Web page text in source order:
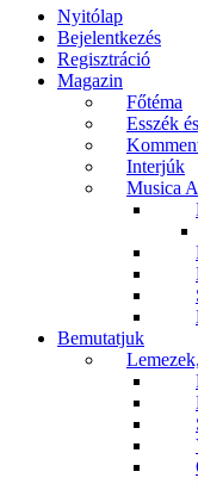
Nyitólap
Bejelentkezés
Regisztráció
Magazin
Főtéma
Esszék
Interjúk
Musica
Bemutatjuk